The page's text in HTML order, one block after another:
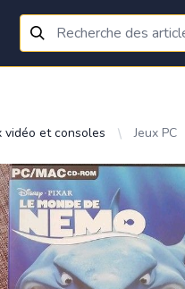
vidéo et consoles Jeux PC